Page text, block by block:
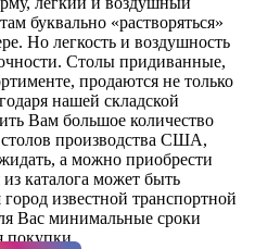
буквально «растворяться»
Но легкость и воздушность
Столы придиванные,
продаются не только
нашей складской
Вам большое количество
производства США,
а можно приобрести
каталога может быть
известной транспортной
Вас минимальные сроки
покупки.